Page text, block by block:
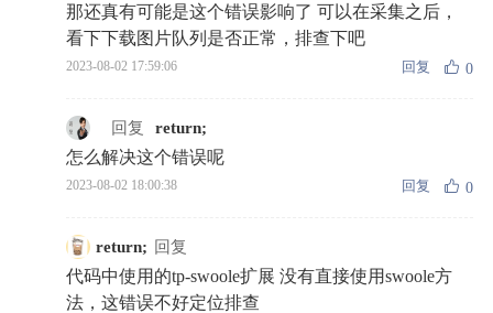
那还真有可能是这个错误影响了 可以在采集之后，
看下下载图片队列是否正常，排查下吧
2023-08-02 17:59:06 回复 0
回复 return;
怎么解决这个错误呢
2023-08-02 18:00:38 回复 0
return; 回复
代码中使用的tp-swoole扩展 没有直接使用swoole方
法，这错误不好定位排查